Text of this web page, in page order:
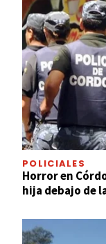
POLICIALES
Horror en
hija debajo de